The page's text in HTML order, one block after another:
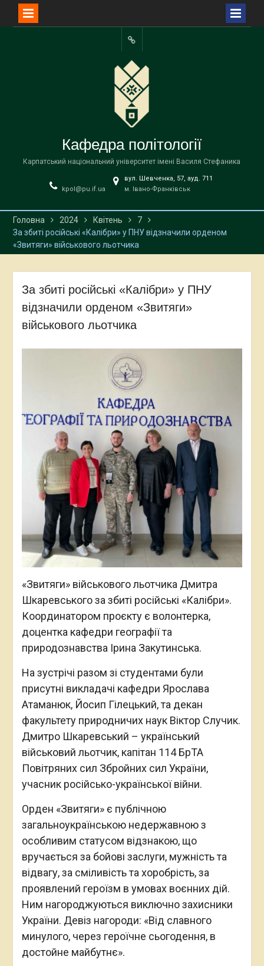
Facebook
Кафедра політології
Карпатський національний університет імені Василя Стефаника
kpol@pu.if.ua
вул. Шевченка, 57, ауд. 711
м. Івано-Франківськ
Головна 2024 Квітень
7
За збиті російські «Калібри» у ПНУ відзначили орденом
«Звитяги» військового льотчика
За збиті російські «Калібри» у ПНУ
відзначили орденом «Звитяги»
військового льотчика
«Звитяги» військового льотчика Дмитра
Шкаревського за збиті російські «Калібри».
Координатором проєкту є волонтерка,
доцентка кафедри географії та
природознавства Ірина Закутинська.
На зустрічі разом зі студентами були
присутні викладачі кафедри Ярослава
Атаманюк, Йосип Гілецький, та декан
факультету природничих наук Віктор Случик.
Дмитро Шкаревський – український
військовий льотчик, капітан 114 БрТА
Повітряних сил Збройних сил України,
учасник російсько-української війни.
Орден «Звитяги» є публічною
загальноукраїнською недержавною з
особливим статусом відзнакою, що
вручається за бойові заслуги, мужність та
відвагу, за сміливість та хоробрість, за
проявлений героїзм в умовах воєнних дій.
Ним нагороджуються виключно захисники
України. Девіз нагороди: «Від славного
минулого, через героїчне сьогодення, в
достойне майбутнє».